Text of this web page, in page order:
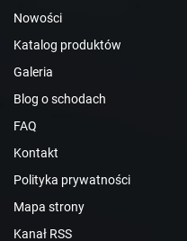
Nowości
Katalog produktów
Galeria
Blog o schodach
FAQ
Kontakt
Polityka prywatności
Mapa strony
Kanał RSS